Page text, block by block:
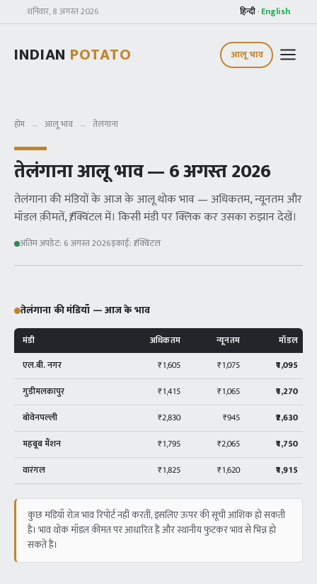
शनिवार, 8 अगस्त 2026 हिन्दी · English
INDIAN POTATO आलू भाव
होम → आलू भाव → तेलंगाना
तेलंगानाआलू भाव —6 अगस्त 2026
तेलंगानाकी मंडियों के आज के आलू थोक भाव — अधिकतम, न्यूनतम और
मॉडल क़ीमतें, ₹/क्विंटल में। किसी मंडी पर क्लिक कर उसका रुझान देखें।
अंतिम अपडेट:6 अगस्त 2026इकाई:₹/क्विंटल
तेलंगानाकी मंडियाँ — आज के भाव
मंडी अधिकतम न्यूनतम मॉडल
एल.बी. नगर ₹1,605 ₹1,075
₹1,095
गुडीमलकापुर
₹1,415 ₹1,065
₹1,270
बोवेनपल्ली
₹2,830 ₹945
₹2,630
महबूब मैंशन
₹1,795 ₹2,065
₹1,750
वारंगल
₹1,825 ₹1,620 ₹1,915
कुछ मंडियाँ रोज़ भाव रिपोर्ट नहीं करतीं, इसलिए ऊपर की सूची आंशिक हो सकती
है। भाव थोक मॉडल क़ीमत पर आधारित हैं और स्थानीय फुटकर भाव से भिन्न हो
सकते हैं।